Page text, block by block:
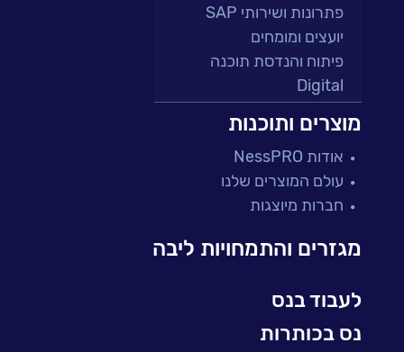
פתרונות ושירותי SAP
יועצים ומומחים
פיתוח והנדסת תוכנה
Digital
פתרונות למגזר הפיננסי
מיקור חוץ ושירותים מנוהלים
בדיקות והבטחת איכות
עולמות הענן
עולמות הסייבר
BI, Analytics & Big-Data
מוצרים ותוכנות
אודות NessPRO
עולם המוצרים שלנו
חברות מיוצגות
מגזרים והתמחויות ליבה
לעבוד בנס
נס בכותרות